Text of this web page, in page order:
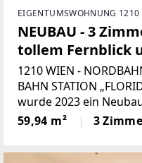
EIGENTUMSWOHNUNG 1210
NEUBAU - 3
tollem Fernblick
1210 WIEN -
BAHN STATION
wurde 2023 ein
mit Freiflächen
Wohnungen besteht
59,94 m² 3